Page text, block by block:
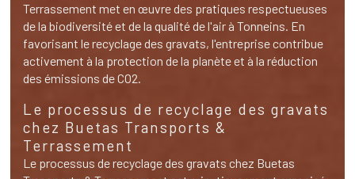
Terrassement met en œuvre des pratiques respectueuses
de la biodiversité et de la qualité de l'air à Tonneins. En
favorisant le recyclage des gravats, l'entreprise contribue
activement à la protection de la planète et à la réduction
des émissions de CO2.
Le processus de recyclage des gravats
chez Buetas Transports &
Terrassement
Le processus de recyclage des gravats chez Buetas